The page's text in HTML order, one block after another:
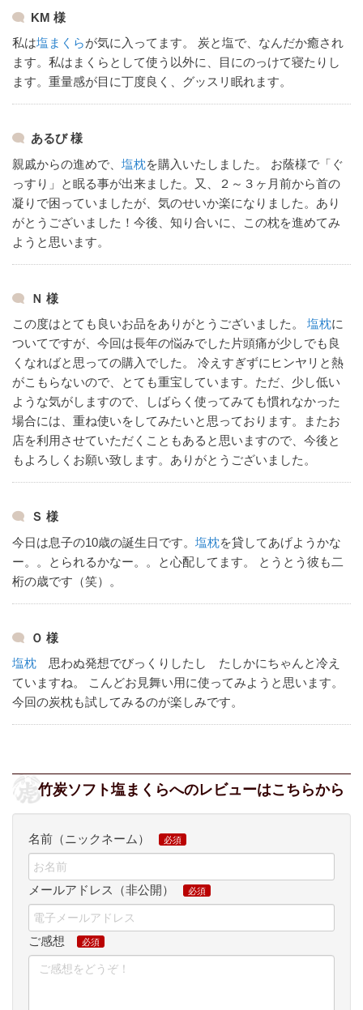
KM 様
私は塩まくらが気に入ってます。
炭と塩で、なんだか癒され
ます。 私はまくらとして使う以外に、目にのっけて寝たりし
ます。 重量感が目に丁度良く、グッスリ眠れます。
あるび 様
親戚からの進めで、 塩枕を購入いたしました。
お蔭様で「ぐ
っすり」と眠る事が出来ました。
又、２～３ヶ月前から首の
凝りで困っていましたが、気のせいか楽になりました。 あり
がとうございました！ 今後、知り合いに、この枕を進めてみ
ようと思います。
Ｎ 様
この度はとても良いお品をありがとうございました。
塩枕に
ついてですが、今回は長年の悩みでした片頭痛が少しでも良
くなればと思っての購入でした。
冷えすぎずにヒンヤリと熱
がこもらないので、とても重宝しています。 ただ、少し低い
ような気がしますので、しばらく使ってみても慣れなかった
場合には、重ね使いをしてみたいと思っております。
またお
店を利用させていただくこともあると思いますので、今後と
もよろしくお願い致します。 ありがとうございました。
Ｓ 様
今日は息子の10歳の誕生日です。 塩枕を貸してあげようかな
ー。。とられるかなー。。と心配してます。
とうとう彼も二
桁の歳です（笑）。
Ｏ 様
塩枕 思わぬ発想でびっくりしたし たしかにちゃんと冷え
ていますね。
こんどお見舞い用に使ってみようと思います。
今回の炭枕も試してみるのが楽しみです。
竹炭ソフト塩まくらへのレビューはこちらから
名前（ニックネーム）
メールアドレス（非公開）
ご感想